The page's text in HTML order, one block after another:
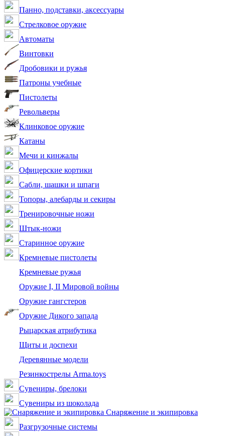
Панно, подставки, аксессуары
Стрелковое оружие
Автоматы
Винтовки
Дробовики и ружья
Патроны учебные
Пистолеты
Револьверы
Клинковое оружие
Катаны
Мечи и кинжалы
Офицерские кортики
Сабли, шашки и шпаги
Топоры, алебарды и секиры
Тренировочные ножи
Штык-ножи
Старинное оружие
Кремневые пистолеты
Кремневые ружья
Оружие I, II Мировой войны
Оружие гангстеров
Оружие Дикого запада
Рыцарская атрибутика
Щиты и доспехи
Деревянные модели
Резинкострелы Arma.toys
Сувениры, брелоки
Сувениры из шоколада
Снаряжение и экипировка
Разгрузочные системы